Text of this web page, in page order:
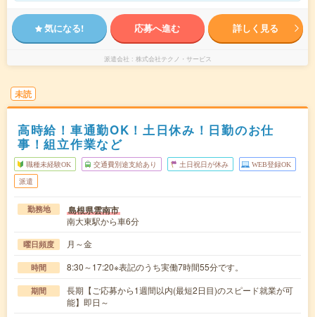
気になる! 応募へ進む 詳しく見る
派遣会社 株式会社テクノ・サービス
未読
高時給！車通勤OK！土日休み！日勤のお仕
事！組立作業など
職種未経験OK 交通費別途支給あり 土日祝日が休み WEB登録OK
派遣
勤務地 島根県雲南市
南大東駅から車6分
曜日頻度 月～金
時間 8:30～17:20※表記のうち実働7時間55分です。
期間
長期【ご応募から1週間以内(最短2日目)のスピード就業が可
能】即日～